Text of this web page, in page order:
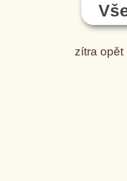
zítra opět